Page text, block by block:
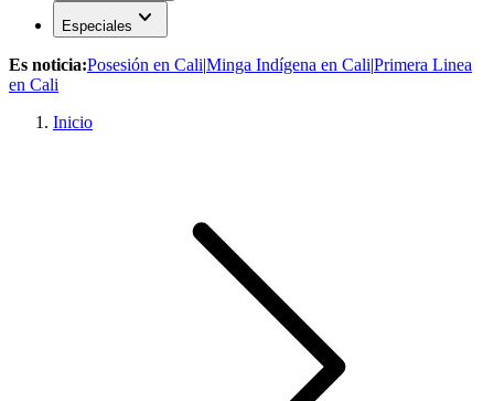
Especiales expand_more
Es noticia:Posesión en Cali|Minga Indígena en Cali|Primera Linea
en Cali
Inicio